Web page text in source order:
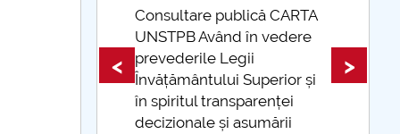
Superior și
Taxe de școlarizare
indexate Taxele se pot plăti
și cu cardul
mai multe
< >